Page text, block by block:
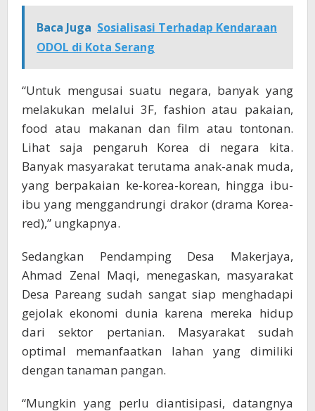
Baca Juga Sosialisasi Terhadap Kendaraan
ODOL di Kota Serang
“Untuk mengusai suatu negara, banyak yang
melakukan melalui 3F, fashion atau pakaian,
food atau makanan dan film atau tontonan.
Lihat saja pengaruh Korea di negara kita.
Banyak masyarakat terutama anak-anak muda,
yang berpakaian ke-korea-korean, hingga ibu-
ibu yang menggandrungi drakor (drama Korea-
red),” ungkapnya.
Sedangkan Pendamping Desa Makerjaya,
Ahmad Zenal Maqi, menegaskan, masyarakat
Desa Pareang sudah sangat siap menghadapi
gejolak ekonomi dunia karena mereka hidup
dari sektor pertanian. Masyarakat sudah
optimal memanfaatkan lahan yang dimiliki
dengan tanaman pangan.
“Mungkin yang perlu diantisipasi, datangnya